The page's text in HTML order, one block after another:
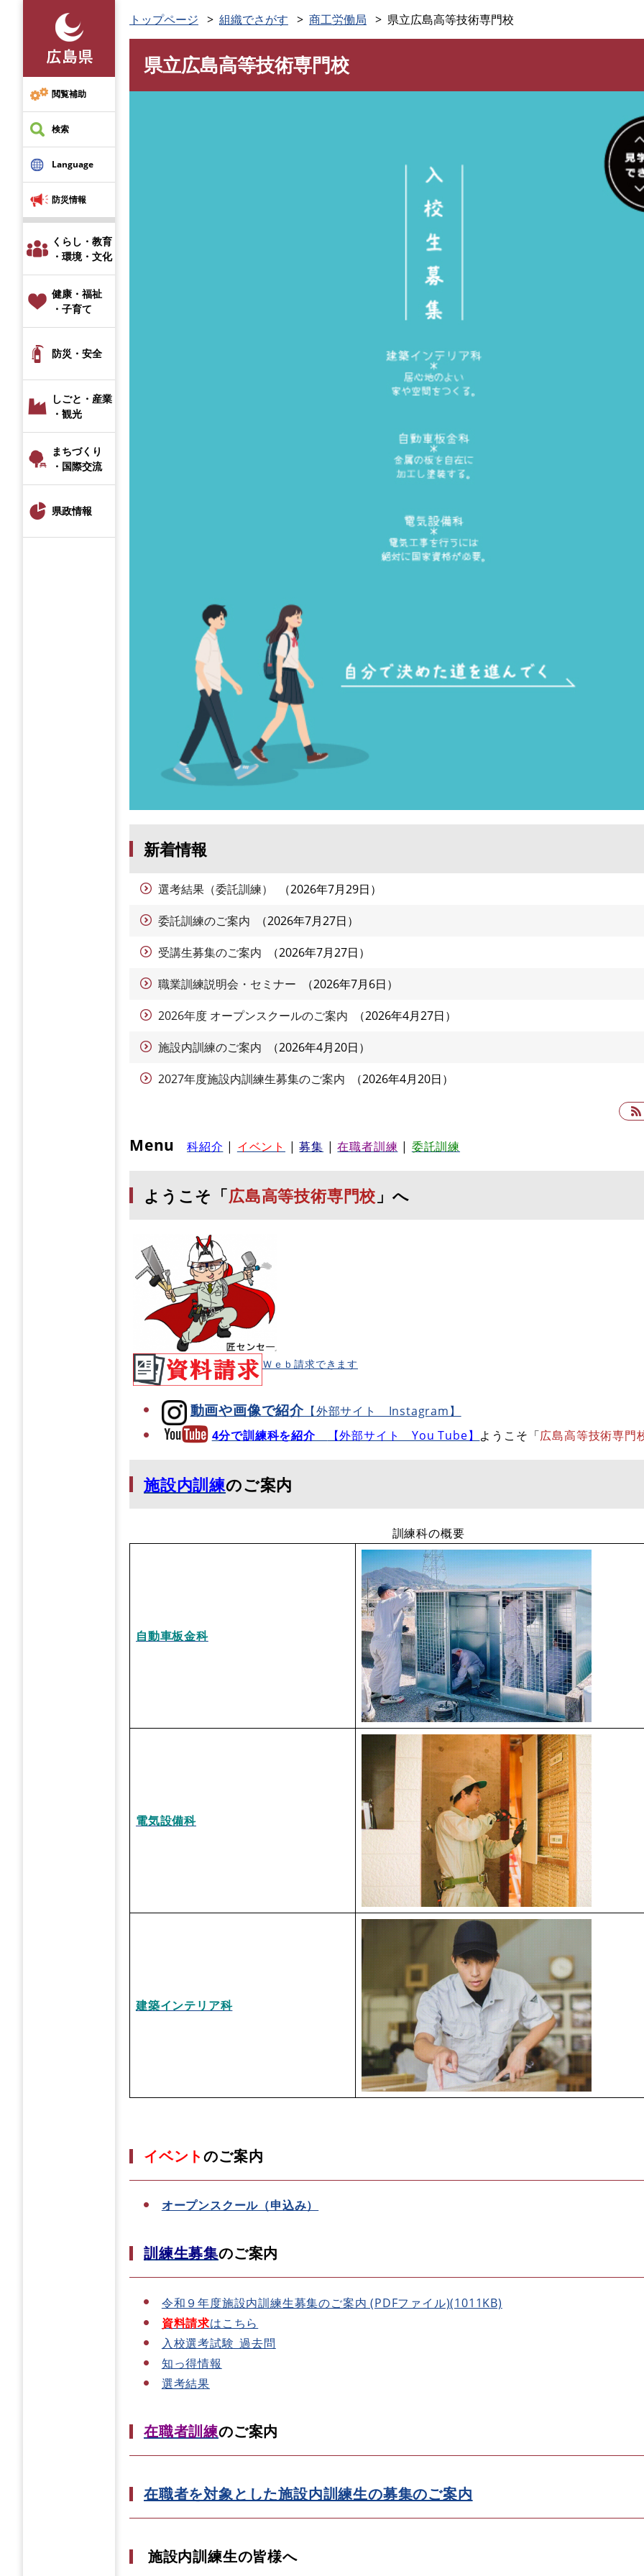
先
頭
で
す
。
閲覧補助
検索
Language
防災情報
くらし・教育
・環境・文化
健康・福祉
・子育て
防災・安全
しごと・産業
・観光
まちづくり
・国際交流
県政情報
トップページ 組織でさがす 商工労働局 県立広島高等技術専門校
県立広島高等技術専門校
新着情報
選考結果（委託訓練）
2026年7月29日
委託訓練のご案内
2026年7月27日
受講生募集のご案内
2026年7月27日
職業訓練説明会・セミナー
2026年7月6日
2026年度 オープンスクールのご案内
2026年4月27日
施設内訓練のご案内
2026年4月20日
2027年度施設内訓練生募集のご案内
2026年4月20日
Menu 科紹介 | イベント |募集 |在職者訓練 | 委託訓練
ようこそ「広島高等技術専門校 」へ
Ｗｅｂ請求できます
動画や画像で紹介 【外部サイト Instagram】
4分で訓練科を紹介
【外部サイト You Tube】 ようこそ「広島高等技術専門
施設内訓練のご案内
訓練科の概要
自動車板金科
電気設備科
建築インテリア科
イベントのご案内
オープンスクール（申込み）
訓練生募集のご案内
令和９年度施設内訓練生募集のご案内 (PDFファイル)(1011KB)
資料請求はこちら
入校選考試験_過去問
知っ得情報
選考結果
在職者訓練のご案内
在職者を対象とした施設内訓練生の募集のご案内
施設内訓練生の皆様へ